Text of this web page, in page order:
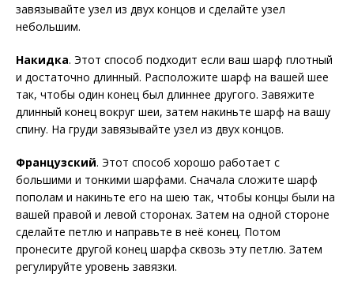
завязывайте узел из двух концов и сделайте узел
небольшим.
Накидка. Этот способ подходит если ваш шарф плотный
и достаточно длинный. Расположите шарф на вашей шее
так, чтобы один конец был длиннее другого. Завяжите
длинный конец вокруг шеи, затем накиньте шарф на вашу
спину. На груди завязывайте узел из двух концов.
Французский. Этот способ хорошо работает с
большими и тонкими шарфами. Сначала сложите шарф
пополам и накиньте его на шею так, чтобы концы были на
вашей правой и левой сторонах. Затем на одной стороне
сделайте петлю и направьте в неё конец. Потом
пронесите другой конец шарфа сквозь эту петлю. Затем
регулируйте уровень завязки.